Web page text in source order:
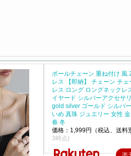
ボールチェーン 重ね付け 風
レス 【即納】 チェーン チェ
レス ロング ロングネックレ
イヤード シルバーアクセサ
gold silver ゴールド シルバ
いめ 真珠 ジュエリー 女性
春 冬
価格：1,999円（税込、送料
3時点)